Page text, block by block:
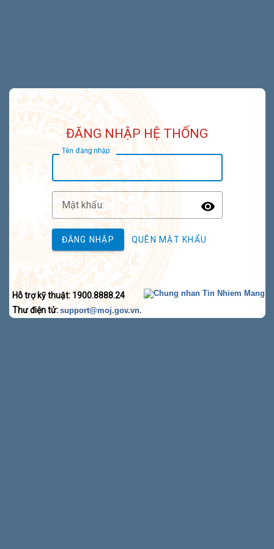
ĐĂNG NHẬP HỆ THỐNG
Tên đăng nhập:
Mật khẩu:
Toggle
ĐĂNG NHẬP QUÊN MẬT KHẨU
Hỗ trợ kỹ thuật: 1900.8888.24
Thư điện tử: support@moj.gov.vn.